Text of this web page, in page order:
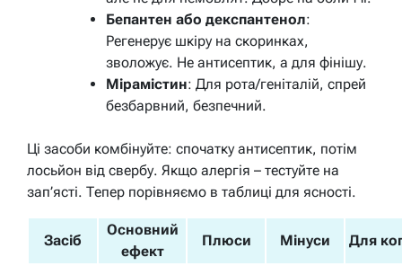
Бепантен або декспантенол:
Регенерує шкіру на скоринках,
зволожує. Не антисептик, а для фінішу.
Мірамістин: Для рота/геніталій, спрей
безбарвний, безпечний.
Ці засоби комбінуйте: спочатку антисептик, потім
лосьйон від свербу. Якщо алергія – тестуйте на
зап’ясті. Тепер порівняємо в таблиці для ясності.
Засіб
Основний
ефект
Плюси Мінуси Для